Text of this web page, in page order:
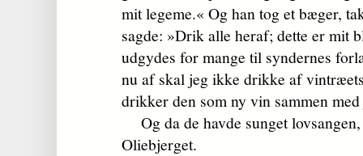
mit legeme.« Og han tog et bæger,
sagde: »Drik alle heraf; dette er mit
udgydes for mange til syndernes
nu af skal jeg ikke drikke af
drikker den som ny vin sammen
Og da de havde sunget
Oliebjerget.